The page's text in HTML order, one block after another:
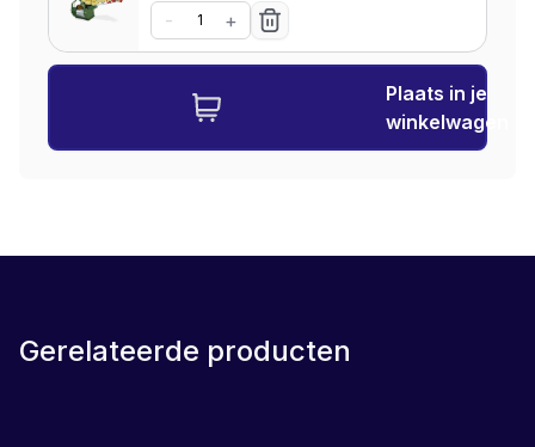
- +
Plaats in je
winkelwagen
Gerelateerde producten